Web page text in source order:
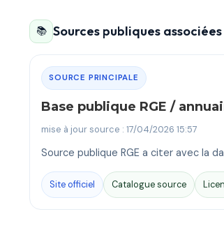
📚 Sources publiques
SOURCE PRINCIPALE
Base publique RGE /
mise à jour source : 17/04/2026 15:57
Source publique RGE a citer avec la
Site officiel Catalogue source